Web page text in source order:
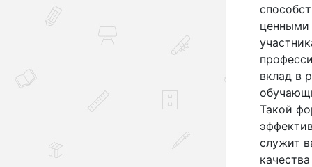
ценными
вклад в
Такой
служит